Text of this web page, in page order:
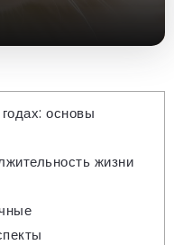
основы
жизни